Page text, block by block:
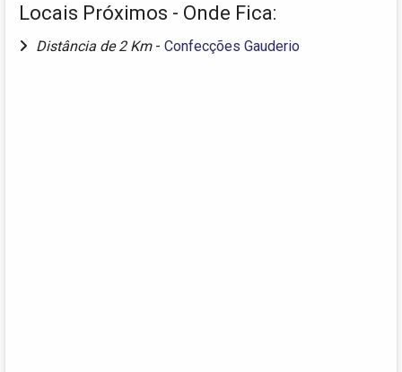
Locais Próximos - Onde Fica:
Distância de 2 Km - Confecções Gauderio